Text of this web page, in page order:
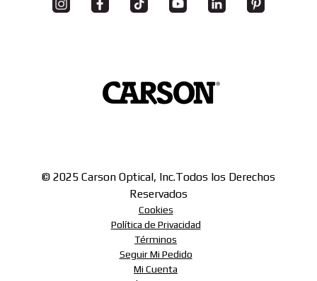
© 2025 Carson Optical, Inc.Todos los Derechos
Reservados
Cookies
Política de Privacidad
Términos
Seguir Mi Pedido
Mi Cuenta